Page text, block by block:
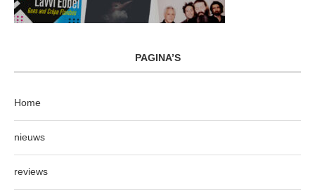
PAGINA’S
Home
nieuws
reviews